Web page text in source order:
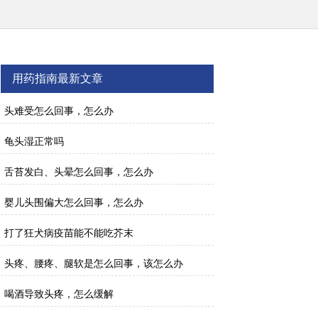
用药指南最新文章
头难受怎么回事，怎么办
龟头湿正常吗
舌苔发白、头晕怎么回事，怎么办
婴儿头围偏大怎么回事，怎么办
打了狂犬病疫苗能不能吃芥末
头疼、腰疼、腿软是怎么回事，该怎么办
喝酒导致头疼，怎么缓解